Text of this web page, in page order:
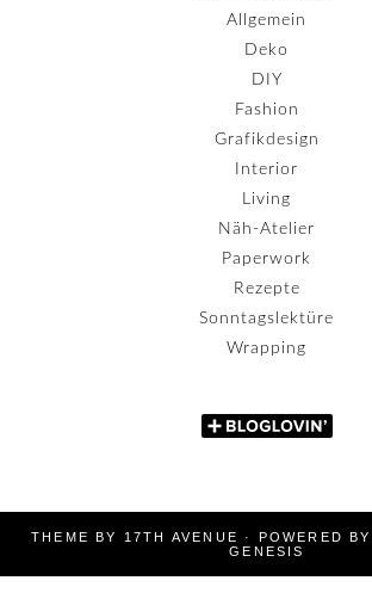
Allgemein
Deko
DIY
Fashion
Grafikdesign
Interior
Living
Näh-Atelier
Paperwork
Rezepte
Sonntagslektüre
Wrapping
THEME BY 17TH AVENUE · POWERED BY
GENESIS